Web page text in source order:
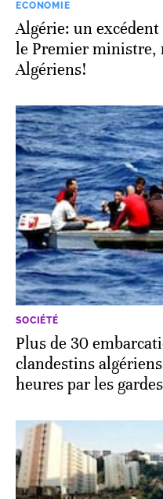
ECONOMIE
Algérie: un
le Premier ministre,
Algériens!
SOCIÉTÉ
Plus de 30
clandestins
heures par les